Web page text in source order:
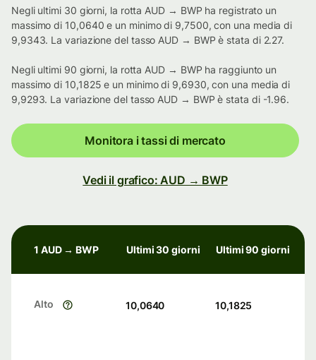
Negli ultimi 30 giorni, la rotta AUD → BWP ha registrato un
massimo di 10,0640 e un minimo di 9,7500, con una media di
9,9343. La variazione del tasso AUD → BWP è stata di 2.27.
Negli ultimi 90 giorni, la rotta AUD → BWP ha raggiunto un
massimo di 10,1825 e un minimo di 9,6930, con una media di
9,9293. La variazione del tasso AUD → BWP è stata di -1.96.
Monitora i tassi di mercato
Vedi il grafico: AUD → BWP
1 AUD → BWP Ultimi 30 giorni Ultimi 90 giorni
Alto 10,0640 10,1825